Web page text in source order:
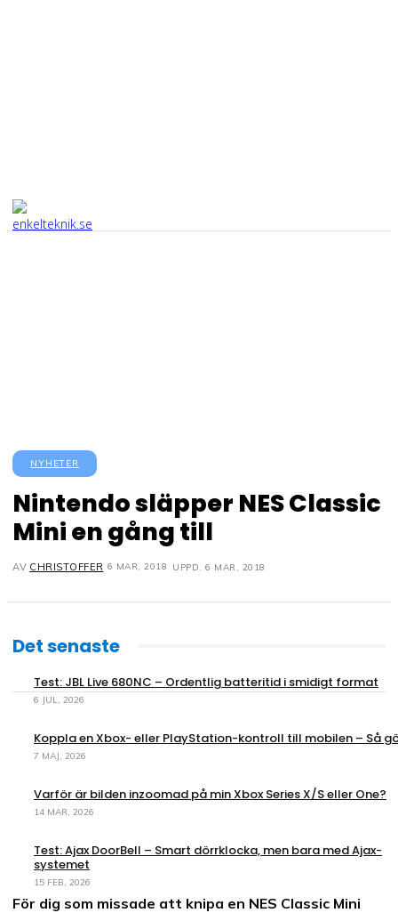
NYHETER
Nintendo släpper NES Classic
Mini en gång till
AV CHRISTOFFER 6 MAR, 2018 UPPD. 6 MAR, 2018
Det senaste
Test: JBL Live 680NC – Ordentlig batteritid i smidigt format
6 JUL, 2026
Koppla en Xbox- eller PlayStation-kontroll till mobilen – Så
7 MAJ, 2026
Varför är bilden inzoomad på min Xbox Series X/S eller One?
14 MAR, 2026
Test: Ajax DoorBell – Smart dörrklocka, men bara med Ajax-
systemet
15 FEB, 2026
För dig som missade att knipa en NES Classic Mini